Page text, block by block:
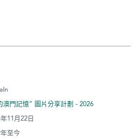
澳門記憶” 圖片分享計劃 - 2026
11月22日
至今